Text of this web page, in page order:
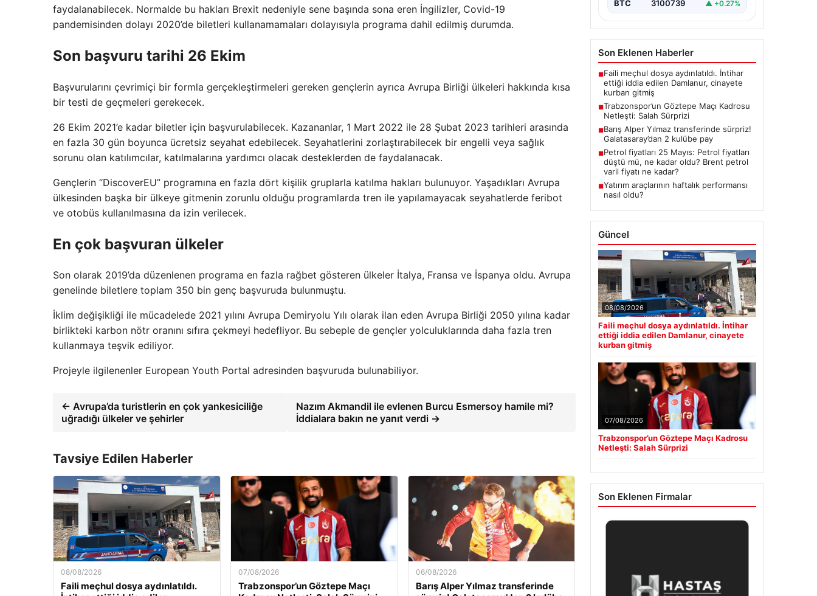
faydalanabilecek. Normalde bu hakları Brexit nedeniyle sene başında sona eren İngilizler, Covid-19
pandemisinden dolayı 2020’de biletleri kullanamamaları dolayısıyla programa dahil edilmiş durumda.
Son başvuru tarihi 26 Ekim
Başvurularını çevrimiçi bir formla gerçekleştirmeleri gereken gençlerin ayrıca Avrupa Birliği ülkeleri hakkında kısa
bir testi de geçmeleri gerekecek.
26 Ekim 2021’e kadar biletler için başvurulabilecek. Kazananlar, 1 Mart 2022 ile 28 Şubat 2023 tarihleri ​​arasında
en fazla 30 gün boyunca ücretsiz seyahat edebilecek. Seyahatlerini zorlaştırabilecek bir engelli veya sağlık
sorunu olan katılımcılar, katılmalarına yardımcı olacak desteklerden de faydalanacak.
Gençlerin “DiscoverEU” programına en fazla dört kişilik gruplarla katılma hakları bulunuyor. Yaşadıkları Avrupa
ülkesinden başka bir ülkeye gitmenin zorunlu olduğu programlarda tren ile yapılamayacak seyahatlerde feribot
ve otobüs kullanılmasına da izin verilecek.
En çok başvuran ülkeler
Son olarak 2019’da düzenlenen programa en fazla rağbet gösteren ülkeler İtalya, Fransa ve İspanya oldu. Avrupa
genelinde biletlere toplam 350 bin genç başvuruda bulunmuştu.
İklim değişikliği ile mücadelede 2021 yılını Avrupa Demiryolu Yılı olarak ilan eden Avrupa Birliği 2050 yılına kadar
birlikteki karbon nötr oranını sıfıra çekmeyi hedefliyor. Bu sebeple de gençler yolculuklarında daha fazla tren
kullanmaya teşvik ediliyor.
Projeyle ilgilenenler European Youth Portal adresinden başvuruda bulunabiliyor.
← Avrupa’da turistlerin en çok yankesiciliğe
uğradığı ülkeler ve şehirler
Nazım Akmandil ile evlenen Burcu Esmersoy hamile mi?
İddialara bakın ne yanıt verdi →
Tavsiye Edilen Haberler
08/08/2026
Faili meçhul dosya aydınlatıldı.
07/08/2026
Trabzonspor’un Göztepe Maçı
06/08/2026
Barış Alper Yılmaz transferinde
BTC 3100739 ▲ +0.27%
Son Eklenen Haberler
■Faili meçhul dosya aydınlatıldı. İntihar
ettiği iddia edilen Damlanur, cinayete
kurban gitmiş
■Trabzonspor’un Göztepe Maçı Kadrosu
Netleşti: Salah Sürprizi
■Barış Alper Yılmaz transferinde sürpriz!
Galatasaray’dan 2 kulübe pay
■Petrol fiyatları 25 Mayıs: Petrol fiyatları
düştü mü, ne kadar oldu? Brent petrol
varil fiyatı ne kadar?
■Yatırım araçlarının haftalık performansı
nasıl oldu?
Güncel
08/08/2026
Faili meçhul dosya aydınlatıldı. İntihar
ettiği iddia edilen Damlanur, cinayete
kurban gitmiş
07/08/2026
Trabzonspor’un Göztepe Maçı Kadrosu
Netleşti: Salah Sürprizi
Son Eklenen Firmalar